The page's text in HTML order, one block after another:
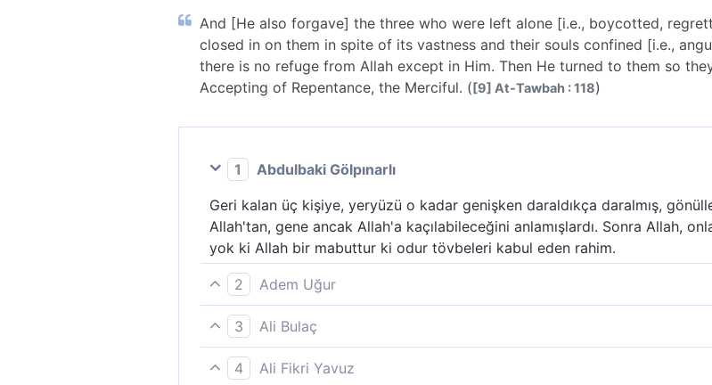
And [He also forgave] the three who were left alone [i.e., boycotted,
closed in on them in spite of its vastness and their souls confined [i.e.,
there is no refuge from Allah except in Him. Then He turned to them so
Accepting of Repentance, the Merciful. ([9] At-Tawbah : 118)
1
Abdulbaki Gölpınarlı
Geri kalan üç kişiye, yeryüzü o kadar genişken daraldıkça daralmış,
Allah'tan, gene ancak Allah'a kaçılabileceğini anlamışlardı. Sonra Allah,
yok ki Allah bir mabuttur ki odur tövbeleri kabul eden rahim.
2
Adem Uğur
Ve (seferden) geri bırakılan üç kişinin de (tevbelerini kabul etti). Yeryüzü,
vicdanları kendilerini sıktıkça sıkmıştı. Nihayet Allah´tan (O´nun
olmadığını anlamışlardı. Sonra (eski hallerine) dönmeleri için Allah
3
Ali Bulaç
(Savaştan) Geri bırakılan üç (kişiyi) de (bağışladı). Öyle ki, bütün
4
Ali Fikri Yavuz